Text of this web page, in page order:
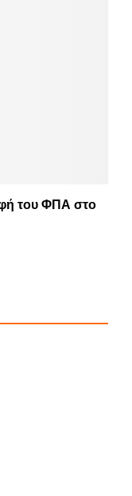
του ΦΠΑ στο